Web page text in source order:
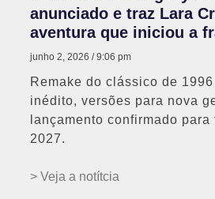
anunciado e traz Lara
aventura que iniciou a
junho 2, 2026 9:06 pm
Remake do clássico de
inédito, versões para nova
lançamento confirmado
2027.
> Veja a notítcia